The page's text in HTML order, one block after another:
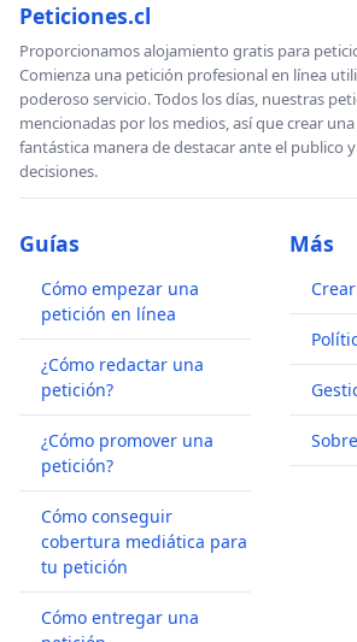
Peticiones.cl
Proporcionamos alojamiento gratis para
Comienza una petición profesional en línea
poderoso servicio. Todos los días, nuestras
mencionadas por los medios, así que crear
fantástica manera de destacar ante el publico
decisiones.
Guías
Cómo empezar una
petición en línea
¿Cómo redactar una
petición?
¿Cómo promover una
petición?
Cómo conseguir
cobertura mediática para
tu petición
Cómo entregar una
Más